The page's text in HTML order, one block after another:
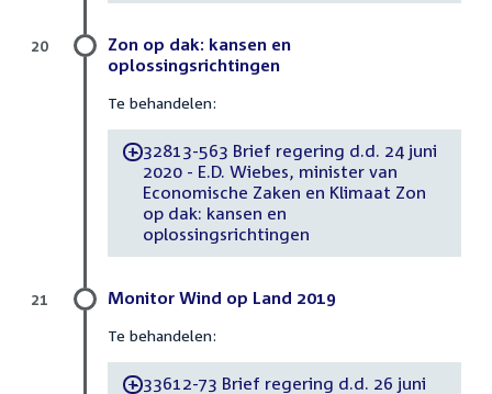
Zon op dak: kansen en
oplossingsrichtingen
Te behandelen:
-32813-563 Brief regering d.d. 24 juni
2020 - E.D. Wiebes, minister van
Economische Zaken en Klimaat Zon
op dak: kansen en
oplossingsrichtingen
20
Monitor Wind op Land 2019
Te behandelen:
-33612-73 Brief regering d.d. 26 juni
21